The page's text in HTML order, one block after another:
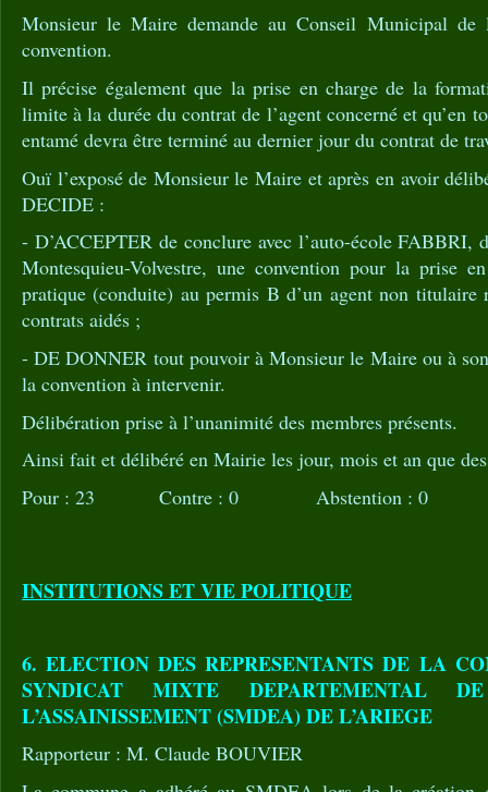
Monsieur le Maire demande au Conseil Municipal de
convention.
Il précise également que la prise en charge de la
limite à la durée du contrat de l’agent concerné et qu’en
entamé devra être terminé au dernier jour du contrat de
Ouï l’exposé de Monsieur le Maire et après en avoir
DECIDE :
- D’ACCEPTER de conclure avec l’auto-école FABBRI,
Montesquieu-Volvestre, une convention pour la prise
pratique (conduite) au permis B d’un agent non titulaire
contrats aidés ;
- DE DONNER tout pouvoir à Monsieur le Maire ou à
la convention à intervenir.
Délibération prise à l’unanimité des membres présents.
Ainsi fait et délibéré en Mairie les jour, mois et an que
Pour : 23 Contre : 0 Abstention : 0
INSTITUTIONS ET VIE POLITIQUE
6. ELECTION DES REPRESENTANTS DE LA
SYNDICAT MIXTE DEPARTEMENTAL
L’ASSAINISSEMENT (SMDEA) DE L’ARIEGE
Rapporteur : M. Claude BOUVIER